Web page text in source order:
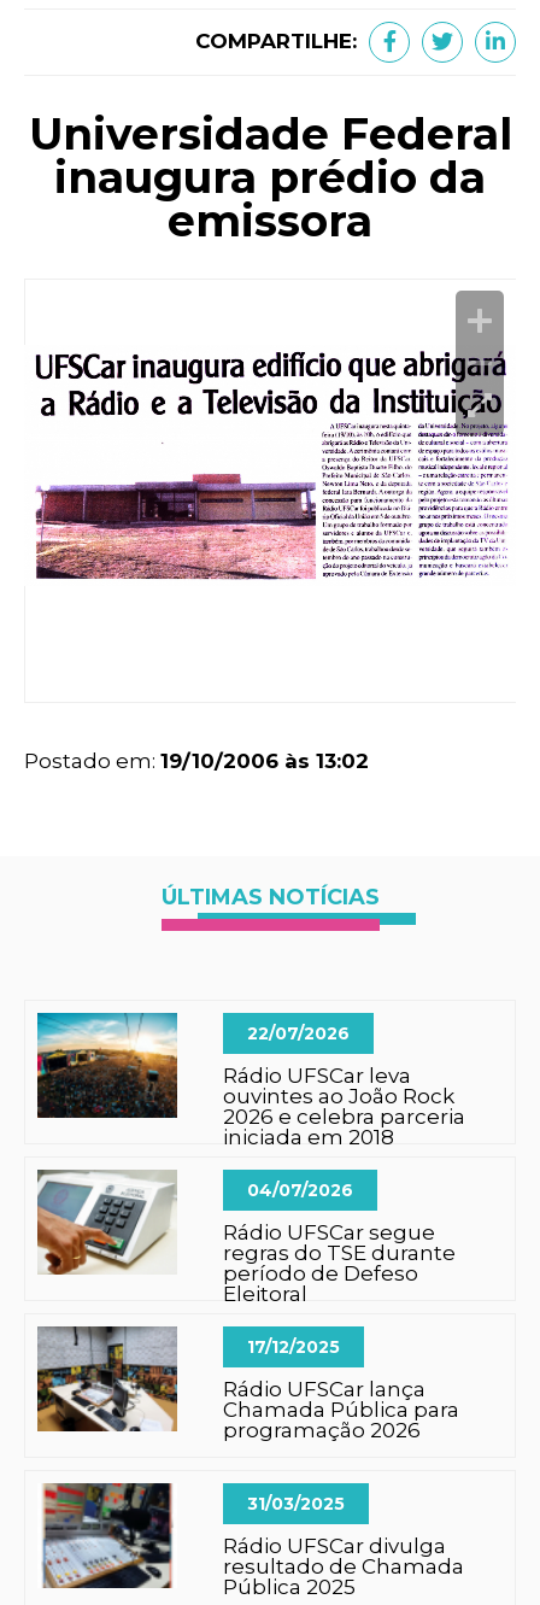
COMPARTILHE:
Universidade Federal
inaugura prédio da
emissora
Postado em: 19/10/2006 às 13:02
ÚLTIMAS NOTÍCIAS
22/07/2026
Rádio UFSCar leva
ouvintes ao João Rock
2026 e celebra parceria
iniciada em 2018
04/07/2026
Rádio UFSCar segue
regras do TSE durante
período de Defeso
Eleitoral
17/12/2025
Rádio UFSCar lança
Chamada Pública para
programação 2026
31/03/2025
Rádio UFSCar divulga
resultado de Chamada
Pública 2025